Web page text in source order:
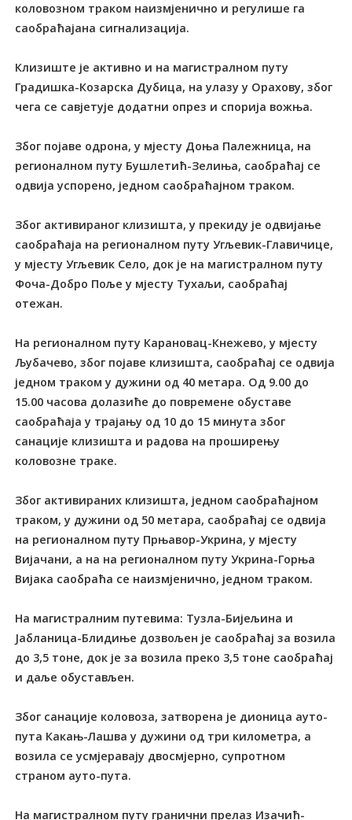
коловозном траком наизмјенично и регулише га
саобраћајана сигнализација.
Клизиште је активно и на магистралном путу
Градишка-Козарска Дубица, на улазу у Орахову, због
чега се савјетује додатни опрез и спорија вожња.
Због појаве одрона, у мјесту Доња Палежница, на
регионалном путу Бушлетић-Зелиња, саобраћај се
одвија успорено, једном саобраћајном траком.
Због активираног клизишта, у прекиду је одвијање
саобраћаја на регионалном путу Угљевик-Главичице,
у мјесту Угљевик Село, док је на магистралном путу
Фоча-Добро Поље у мјесту Тухаљи, саобраћај
отежан.
На регионалном путу Карановац-Кнежево, у мјесту
Љубачево, због појаве клизишта, саобраћај се одвија
једном траком у дужини од 40 метара. Од 9.00 до
15.00 часова долазиће до повремене обуставе
саобраћаја у трајању од 10 до 15 минута због
санације клизишта и радова на проширењу
коловозне траке.
Због активираних клизишта, једном саобраћајном
траком, у дужини од 50 метара, саобраћај се одвија
на регионалном путу Прњавор-Укрина, у мјесту
Вијачани, а на на регионалном путу Укрина-Горња
Вијака саобраћа се наизмјенично, једном траком.
На магистралним путевима: Тузла-Бијељина и
Јабланица-Блидиње дозвољен је саобраћај за возила
до 3,5 тоне, док је за возила преко 3,5 тоне саобраћај
и даље обустављен.
Због санације коловоза, затворена је дионица ауто-
пута Какањ-Лашва у дужини од три километра, а
возила се усмјеравају двосмјерно, супротном
страном ауто-пута.
На магистралном путу гранични прелаз Изачић-